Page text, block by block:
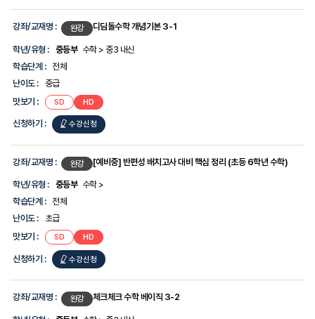
강좌/교재명 : 완강 디딤돌수학 개념기본 3-1
학년/유형 : 중등부 수학 > 중3 내신
학습단계 :
전체
난이도 :
중급
맛보기 :
SD HD
신청하기 : 수강신청
강좌/교재명 : 완강 [예비중] 반편성 배치고사 대비 핵심 정리 (초등 6학년 수학)
학년/유형 : 중등부 수학 >
학습단계 :
전체
난이도 :
초급
맛보기 :
SD HD
신청하기 : 수강신청
강좌/교재명 : 완강 체크체크 수학 베이직 3-2